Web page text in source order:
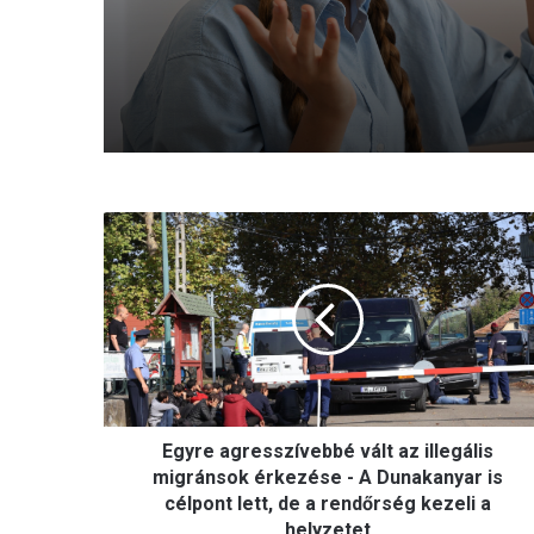
E
g
y
r
e
a
g
r
e
Egyre agresszívebbé vált az illegális
migránsok érkezése - A Dunakanyar is
célpont lett, de a rendőrség kezeli a